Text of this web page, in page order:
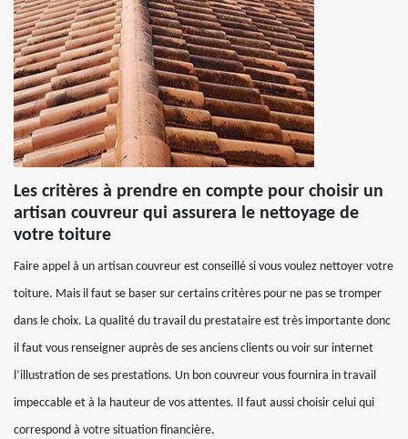
Les critères à prendre en compte pour choisir un
artisan couvreur qui assurera le nettoyage de
votre toiture
Faire appel à un artisan couvreur est conseillé si vous voulez nettoyer votre
toiture. Mais il faut se baser sur certains critères pour ne pas se tromper
dans le choix. La qualité du travail du prestataire est très importante donc
il faut vous renseigner auprès de ses anciens clients ou voir sur internet
l’illustration de ses prestations. Un bon couvreur vous fournira in travail
impeccable et à la hauteur de vos attentes. Il faut aussi choisir celui qui
correspond à votre situation financière.